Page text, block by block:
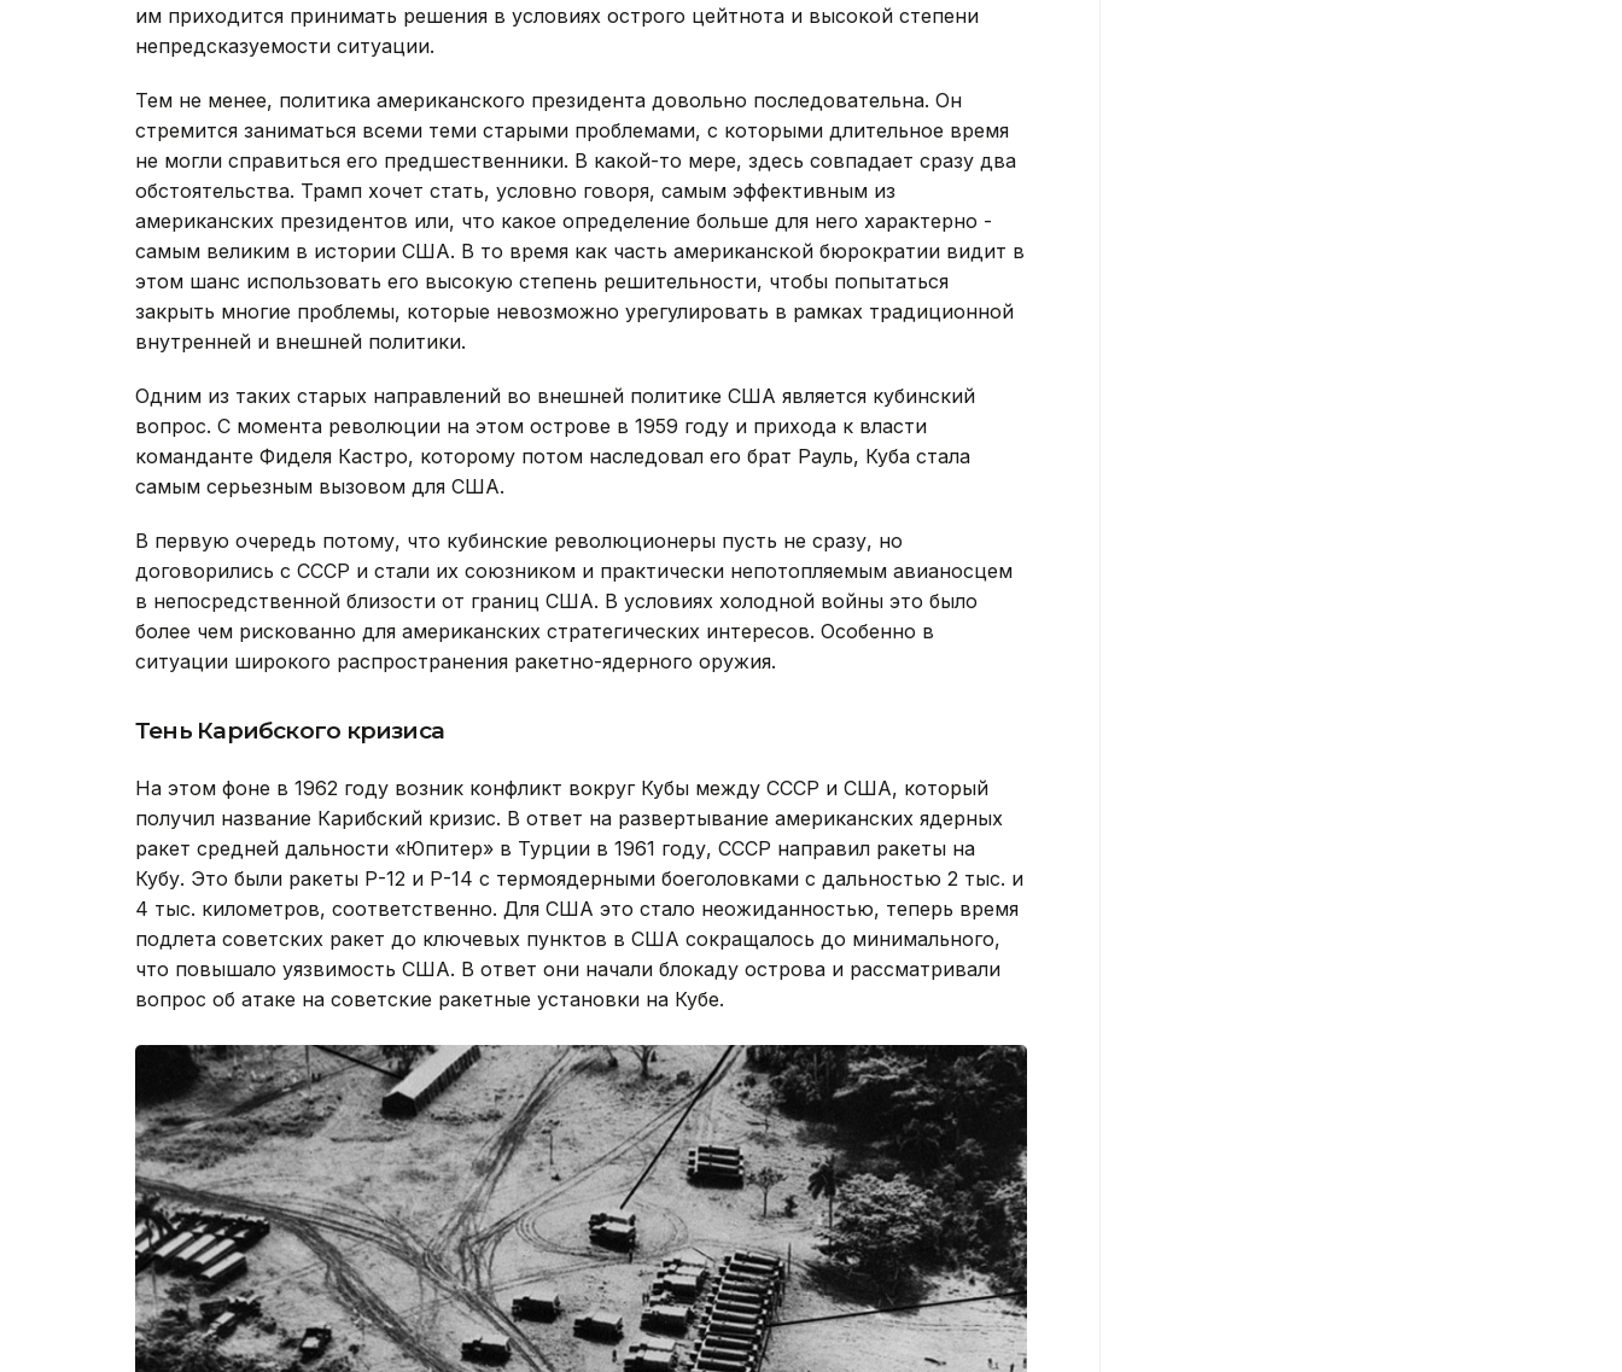
им приходится принимать решения в условиях острого цейтнота и высокой степени
непредсказуемости ситуации.
Тем не менее, политика американского президента довольно последовательна. Он
стремится заниматься всеми теми старыми проблемами, с которыми длительное время
не могли справиться его предшественники. В какой-то мере, здесь совпадает сразу два
обстоятельства. Трамп хочет стать, условно говоря, самым эффективным из
американских президентов или, что какое определение больше для него характерно -
самым великим в истории США. В то время как часть американской бюрократии видит в
этом шанс использовать его высокую степень решительности, чтобы попытаться
закрыть многие проблемы, которые невозможно урегулировать в рамках традиционной
внутренней и внешней политики.
Одним из таких старых направлений во внешней политике США является кубинский
вопрос. С момента революции на этом острове в 1959 году и прихода к власти
команданте Фиделя Кастро, которому потом наследовал его брат Рауль, Куба стала
самым серьезным вызовом для США.
В первую очередь потому, что кубинские революционеры пусть не сразу, но
договорились с СССР и стали их союзником и практически непотопляемым авианосцем
в непосредственной близости от границ США. В условиях холодной войны это было
более чем рискованно для американских стратегических интересов. Особенно в
ситуации широкого распространения ракетно-ядерного оружия.
Тень Карибского кризиса
На этом фоне в 1962 году возник конфликт вокруг Кубы между СССР и США, который
получил название Карибский кризис. В ответ на развертывание американских ядерных
ракет средней дальности «Юпитер» в Турции в 1961 году, СССР направил ракеты на
Кубу. Это были ракеты Р-12 и Р-14 с термоядерными боеголовками с дальностью 2 тыс. и
4 тыс. километров, соответственно. Для США это стало неожиданностью, теперь время
подлета советских ракет до ключевых пунктов в США сокращалось до минимального,
что повышало уязвимость США. В ответ они начали блокаду острова и рассматривали
вопрос об атаке на советские ракетные установки на Кубе.